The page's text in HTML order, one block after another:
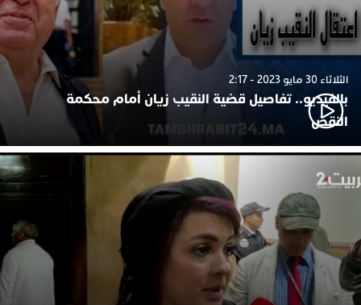
الثلاثاء 30 مايو 2023 - 2:17
بالفيديو.. تفاصيل قضية النقيب زيان أمام محكمة
النقض